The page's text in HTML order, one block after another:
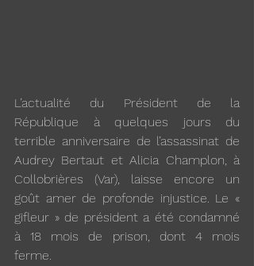
L’actualité du Président de la
République à quelques jours du
terrible anniversaire de l’assassinat de
Audrey Bertaut et Alicia Champlon, à
Collobrières (Var), laisse encore un
goût amer de profonde injustice. Le «
gifleur » de président a été condamné
à 18 mois de prison, dont 4 mois
ferme.